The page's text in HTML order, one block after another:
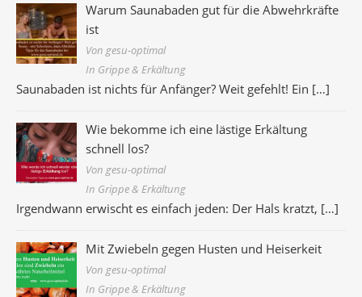
Warum Saunabaden gut für die Abwehrkräfte
ist
Von gesu-optimal
In Grippe & Erkältung
Saunabaden ist nichts für Anfänger? Weit gefehlt! Ein […]
Wie bekomme ich eine lästige Erkältung
schnell los?
Von gesu-optimal
In Grippe & Erkältung
Irgendwann erwischt es einfach jeden: Der Hals kratzt, […]
Mit Zwiebeln gegen Husten und Heiserkeit
Von gesu-optimal
In Grippe & Erkältung